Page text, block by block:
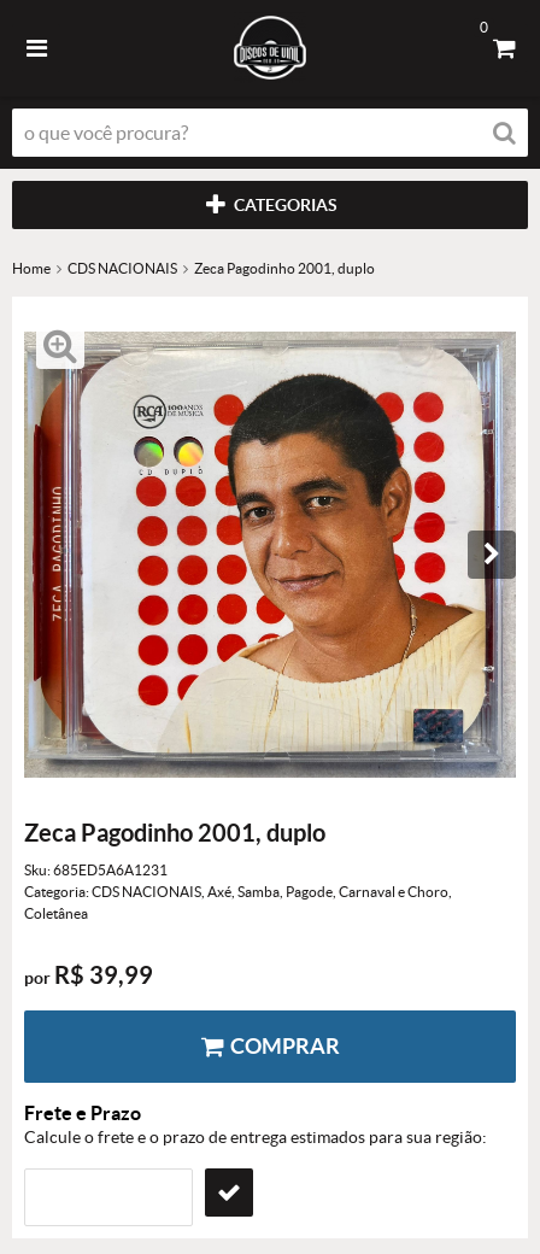
0
CATEGORIAS
Home CDS NACIONAIS Zeca Pagodinho 2001, duplo
Zeca Pagodinho 2001, duplo
Sku:685ED5A6A1231
Categoria:CDS NACIONAIS Axé, Samba, Pagode, Carnaval e Choro
Coletânea
por R$ 39,99
COMPRAR
Frete e Prazo
Calcule o frete e o prazo de entrega estimados para sua região: